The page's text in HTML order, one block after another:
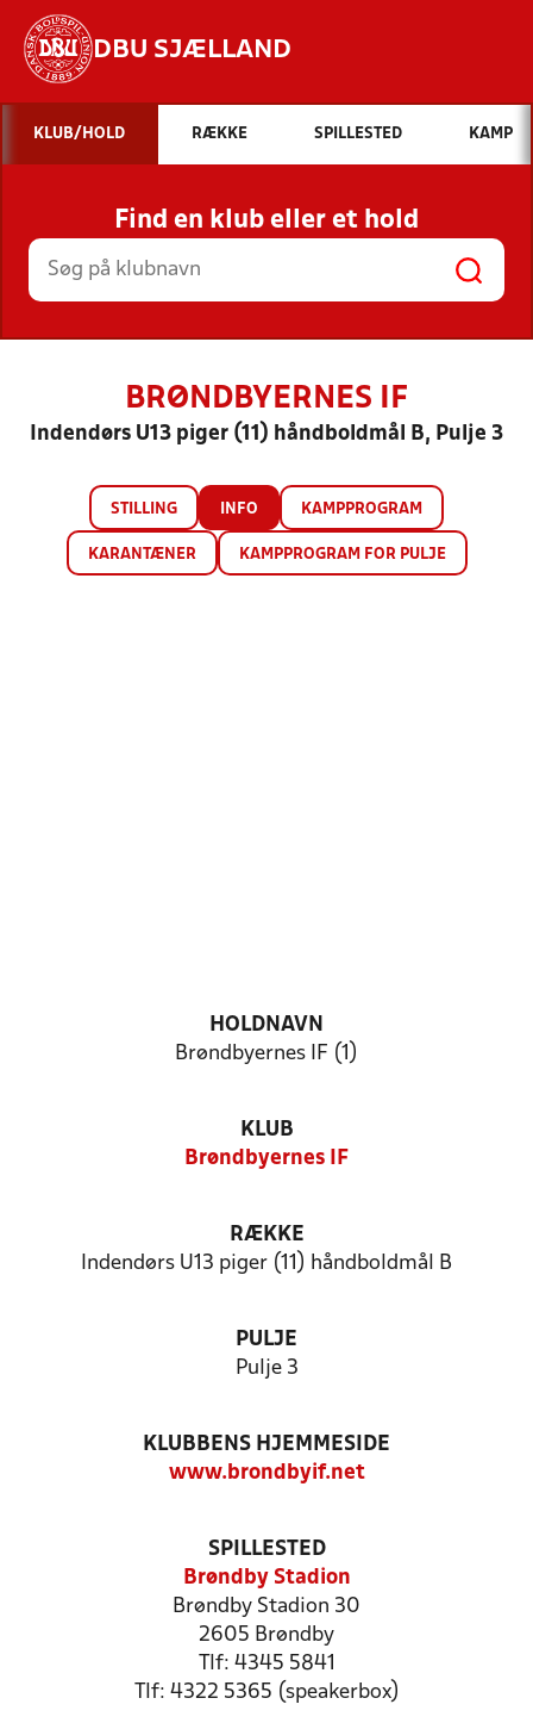
DBU SJÆLLAND
Hvad vil du søge efter?
INDHOLD OG NYHEDER
STILLINGER, RESULTATER, KLUBBER OG
HOLD
KLUB/HOLD RÆKKE SPILLESTED KAMP
Find en klub eller et hold
BRØNDBYERNES IF
Indendørs U13 piger (11) håndboldmål B, Pulje 3
STILLING INFO KAMPPROGRAM
KARANTÆNER KAMPPROGRAM FOR PULJE
HOLDNAVN
Brøndbyernes IF (1)
KLUB
Brøndbyernes IF
RÆKKE
Indendørs U13 piger (11) håndboldmål B
PULJE
Pulje 3
KLUBBENS HJEMMESIDE
www.brondbyif.net
SPILLESTED
Brøndby Stadion
Brøndby Stadion 30
2605 Brøndby
Tlf: 4345 5841
Tlf: 4322 5365 (speakerbox)